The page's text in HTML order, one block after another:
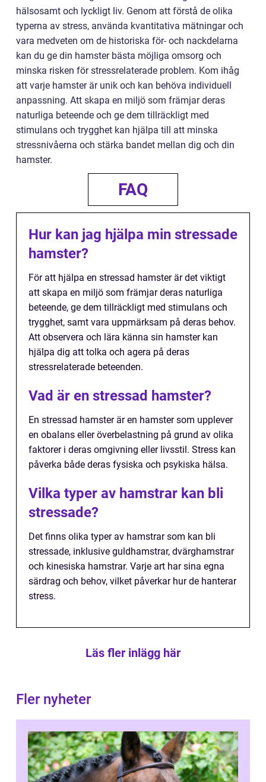
hälsosamt och lyckligt liv. Genom att förstå de olika
typerna av stress, använda kvantitativa mätningar och
vara medveten om de historiska för- och nackdelarna
kan du ge din hamster bästa möjliga omsorg och
minska risken för stressrelaterade problem. Kom ihåg
att varje hamster är unik och kan behöva individuell
anpassning. Att skapa en miljö som främjar deras
naturliga beteende och ge dem tillräckligt med
stimulans och trygghet kan hjälpa till att minska
stressnivåerna och stärka bandet mellan dig och din
hamster.
FAQ
Hur kan jag hjälpa min stressade
hamster?
För att hjälpa en stressad hamster är det viktigt
att skapa en miljö som främjar deras naturliga
beteende, ge dem tillräckligt med stimulans och
trygghet, samt vara uppmärksam på deras behov.
Att observera och lära känna sin hamster kan
hjälpa dig att tolka och agera på deras
stressrelaterade beteenden.
Vad är en stressad hamster?
En stressad hamster är en hamster som upplever
en obalans eller överbelastning på grund av olika
faktorer i deras omgivning eller livsstil. Stress kan
påverka både deras fysiska och psykiska hälsa.
Vilka typer av hamstrar kan bli
stressade?
Det finns olika typer av hamstrar som kan bli
stressade, inklusive guldhamstrar, dvärghamstrar
och kinesiska hamstrar. Varje art har sina egna
särdrag och behov, vilket påverkar hur de hanterar
stress.
Läs fler inlägg här
Fler nyheter